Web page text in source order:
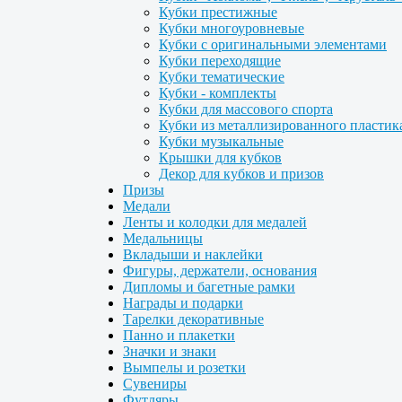
Кубки престижные
Кубки многоуровневые
Кубки с оригинальными элементами
Кубки переходящие
Кубки тематические
Кубки - комплекты
Кубки для массового спорта
Кубки из металлизированного
Кубки музыкальные
Крышки для кубков
Декор для кубков и призов
Призы
Медали
Ленты и колодки для медалей
Медальницы
Вкладыши и наклейки
Фигуры, держатели, основания
Дипломы и багетные рамки
Награды и подарки
Тарелки декоративные
Панно и плакетки
Значки и знаки
Вымпелы и розетки
Сувениры